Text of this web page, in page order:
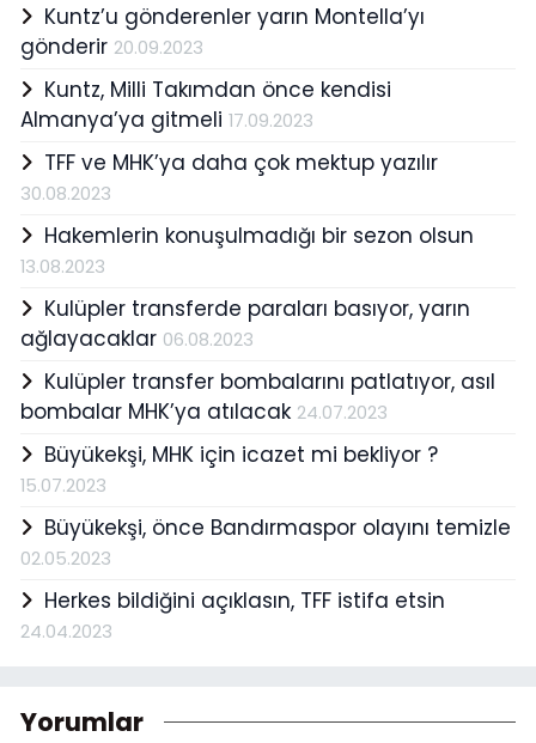
Kuntz’u gönderenler yarın Montella’yı
gönderir 20.09.2023
Kuntz, Milli Takımdan önce kendisi
Almanya’ya gitmeli 17.09.2023
TFF ve MHK’ya daha çok mektup yazılır
30.08.2023
Hakemlerin konuşulmadığı bir sezon olsun
13.08.2023
Kulüpler transferde paraları basıyor, yarın
ağlayacaklar 06.08.2023
Kulüpler transfer bombalarını patlatıyor, asıl
bombalar MHK’ya atılacak 24.07.2023
Büyükekşi, MHK için icazet mi bekliyor ?
15.07.2023
Büyükekşi, önce Bandırmaspor olayını temizle
02.05.2023
Herkes bildiğini açıklasın, TFF istifa etsin
24.04.2023
Yorumlar